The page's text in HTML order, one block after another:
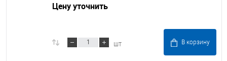
Цену уточнить
шт В корзину